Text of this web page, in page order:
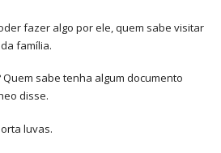
fazer algo por ele, quem sabe visitar
família.
Quem sabe tenha algum documento
disse.
luvas.